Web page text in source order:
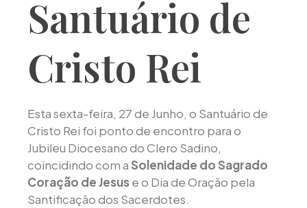
Santuário de
Cristo Rei
Esta sexta-feira, 27 de Junho, o Santuário de
Cristo Rei foi ponto de encontro para o
Jubileu Diocesano do Clero Sadino,
coincidindo com aSolenidade do Sagrado
Coração de Jesuse o Dia de Oração pela
Santificação dos Sacerdotes.